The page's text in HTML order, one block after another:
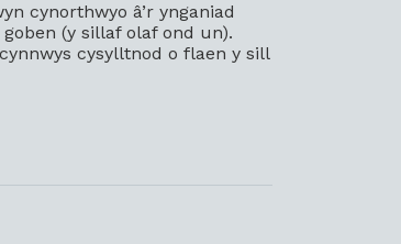
cynorthwyo â’r ynganiad
(y sillaf olaf ond un).
cysylltnod o flaen y sill